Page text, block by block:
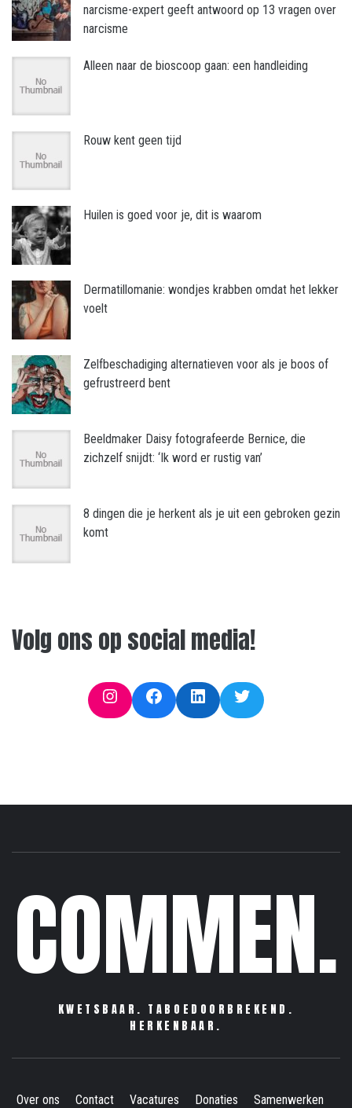
narcisme-expert geeft antwoord op 13 vragen over
narcisme
Alleen naar de bioscoop gaan: een handleiding
Rouw kent geen tijd
Huilen is goed voor je, dit is waarom
Dermatillomanie: wondjes krabben omdat het lekker
voelt
Zelfbeschadiging alternatieven voor als je boos of
gefrustreerd bent
Beeldmaker Daisy fotografeerde Bernice, die
zichzelf snijdt: ‘Ik word er rustig van’
8 dingen die je herkent als je uit een gebroken gezin
komt
Volg ons op social media!
InstagramFacebookLinkedInTwitter
COMMEN.
KWETSBAAR. TABOEDOORBREKEND.
HERKENBAAR.
Over ons Contact Vacatures Donaties Samenwerken